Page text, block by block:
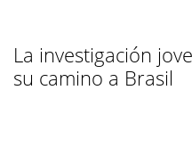
La investigación
su camino a Brasil